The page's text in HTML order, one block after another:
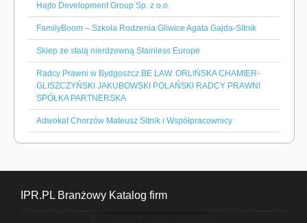
Hajto Development Group Sp. z o.o.
FamilyBoom – Szkoła Rodzenia Gliwice Agata Gajda-Sitnik
Sklep ze stalą nierdzewną Stainless Europe
Radcy Prawni w Bydgoszcz BE LAW. ORLIŃSKA CHAMIER-
GLISZCZYŃSKI JAKUBOWSKI POLAŃSKI RADCY PRAWNI
SPÓŁKA PARTNERSKA
Adwokat Chorzów Mateusz Sitnik i Współpracownicy
IPR.PL Branżowy Katalog firm